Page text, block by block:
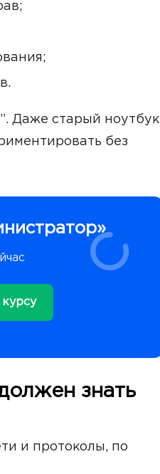
Даже старый ноутбук
без
знать
и протоколы, по